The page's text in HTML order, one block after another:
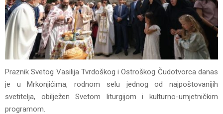
Praznik Svetog Vasilija Tvrdoškog i Ostroškog Čudotvorca danas
je u Mrkonjićima, rodnom selu jednog od najpoštovanijih
svetitelja, obilježen Svetom liturgijom i kulturno-umjetničkim
programom.